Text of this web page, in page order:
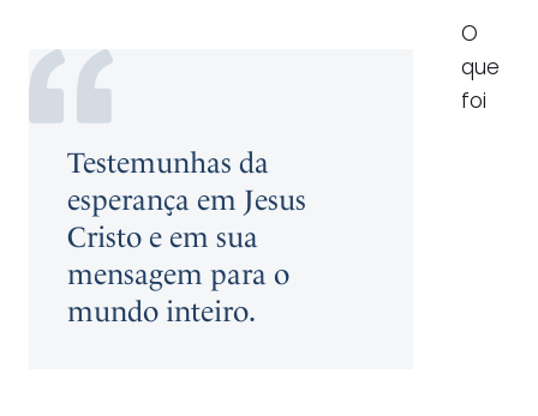
Testemunhas da
esperança em Jesus
Cristo e em sua
mensagem para o
mundo inteiro.
O
que
foi